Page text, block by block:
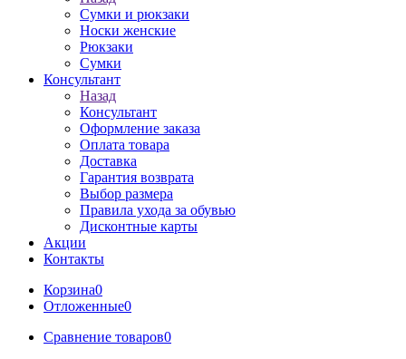
Сумки и рюкзаки
Носки женские
Рюкзаки
Сумки
Консультант
Назад
Консультант
Оформление заказа
Оплата товара
Доставка
Гарантия возврата
Выбор размера
Правила ухода за обувью
Дисконтные карты
Акции
Контакты
Корзина0
Отложенные0
Сравнение товаров0